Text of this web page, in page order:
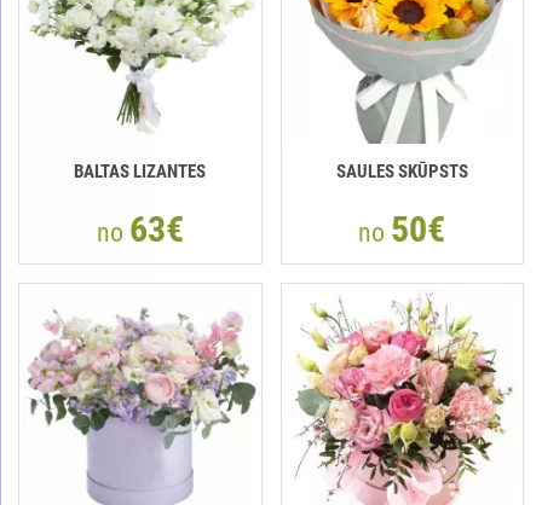
BALTAS LIZANTES
no 63€
SAULES SKŪPSTS
no 50€